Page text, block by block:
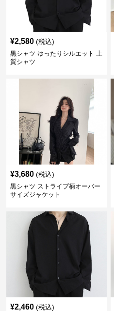
¥2,580 (税込)
黒シャツ ゆったりシルエット 上
質シャツ
¥3,680 (税込)
黒シャツ ストライプ柄オーバー
サイズジャケット
¥2,460 (税込)